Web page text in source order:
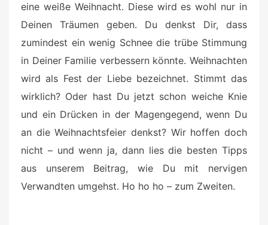
eine weiße Weihnacht. Diese wird es wohl nur in
Deinen Träumen geben. Du denkst Dir, dass
zumindest ein wenig Schnee die trübe Stimmung
in Deiner Familie verbessern könnte. Weihnachten
wird als Fest der Liebe bezeichnet. Stimmt das
wirklich? Oder hast Du jetzt schon weiche Knie
und ein Drücken in der Magengegend, wenn Du
an die Weihnachtsfeier denkst? Wir hoffen doch
nicht – und wenn ja, dann lies die besten Tipps
aus unserem Beitrag, wie Du mit nervigen
Verwandten umgehst. Ho ho ho – zum Zweiten.